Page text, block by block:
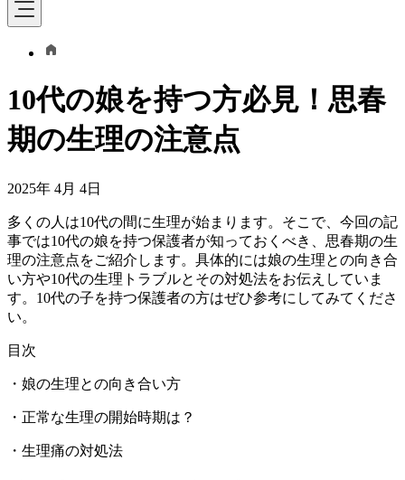
10代の娘を持つ方必見！思春
期の生理の注意点
2025年 4月 4日
多くの人は10代の間に生理が始まります。そこで、今回の記
事では10代の娘を持つ保護者が知っておくべき、思春期の生
理の注意点をご紹介します。具体的には娘の生理との向き合
い方や10代の生理トラブルとその対処法をお伝えしていま
す。10代の子を持つ保護者の方はぜひ参考にしてみてくださ
い。
目次
・娘の生理との向き合い方
・正常な生理の開始時期は？
・生理痛の対処法